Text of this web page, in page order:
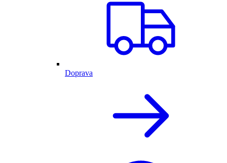
Doprava